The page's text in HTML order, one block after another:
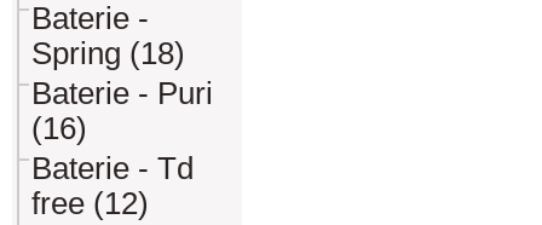
Baterie -
Spring (18)
Baterie - Puri
(16)
Baterie - Td
free (12)